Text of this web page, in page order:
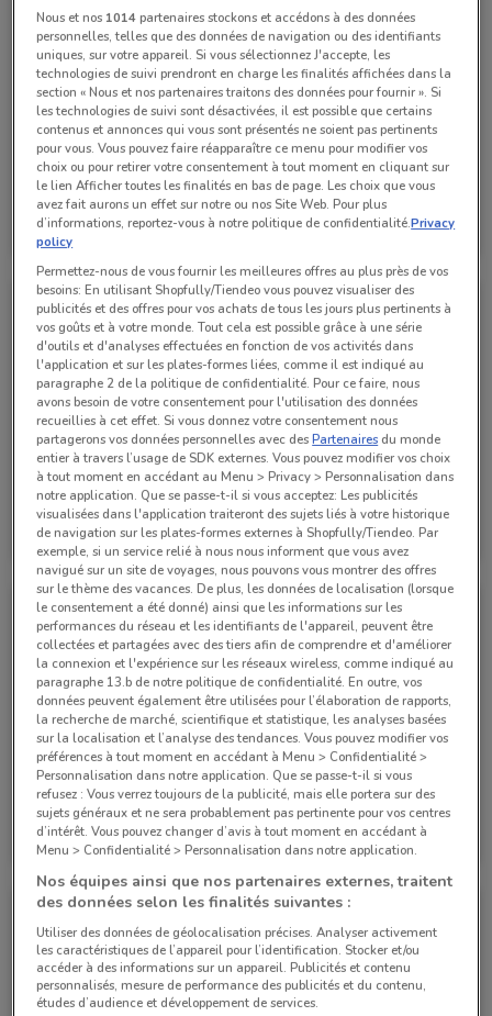
BMW
Valable jusqu'au 05/11
BMW
BMW
Valable jusqu'au 05/11 560 m
BMW
Valable jusqu'au 05/11
BMW
Valable jusqu'au 05/11 560 m
BMW
Valable jusqu'au 05/11
Nous et nos 1014partenaires stockons et accédons à des données
personnelles, telles que des données de navigation ou des identifiants
uniques, sur votre appareil. Si vous sélectionnez J'accepte, les
technologies de suivi prendront en charge les finalités affichées dans la
section « Nous et nos partenaires traitons des données pour fournir ». Si
les technologies de suivi sont désactivées, il est possible que certains
contenus et annonces qui vous sont présentés ne soient pas pertinents
pour vous. Vous pouvez faire réapparaître ce menu pour modifier vos
choix ou pour retirer votre consentement à tout moment en cliquant sur
le lien Afficher toutes les finalités en bas de page. Les choix que vous
avez fait aurons un effet sur notre ou nos Site Web. Pour plus
d’informations, reportez-vous à notre politique de confidentialité.Privacy
policy
Permettez-nous de vous fournir les meilleures offres au plus près de vos
besoins: En utilisant Shopfully/Tiendeo vous pouvez visualiser des
publicités et des offres pour vos achats de tous les jours plus pertinents à
vos goûts et à votre monde. Tout cela est possible grâce à une série
d'outils et d'analyses effectuées en fonction de vos activités dans
l'application et sur les plates-formes liées, comme il est indiqué au
paragraphe 2 de la politique de confidentialité. Pour ce faire, nous
avons besoin de votre consentement pour l'utilisation des données
recueillies à cet effet. Si vous donnez votre consentement nous
partagerons vos données personnelles avec desPartenaires du monde
entier à travers l’usage de SDK externes. Vous pouvez modifier vos choix
à tout moment en accédant au Menu > Privacy > Personnalisation dans
notre application. Que se passe-t-il si vous acceptez: Les publicités
visualisées dans l'application traiteront des sujets liés à votre historique
de navigation sur les plates-formes externes à Shopfully/Tiendeo. Par
exemple, si un service relié à nous nous informent que vous avez
navigué sur un site de voyages, nous pouvons vous montrer des offres
sur le thème des vacances. De plus, les données de localisation (lorsque
le consentement a été donné) ainsi que les informations sur les
performances du réseau et les identifiants de l'appareil, peuvent être
collectées et partagées avec des tiers afin de comprendre et d'améliorer
la connexion et l'expérience sur les réseaux wireless, comme indiqué au
paragraphe 13.b de notre politique de confidentialité. En outre, vos
données peuvent également être utilisées pour l’élaboration de rapports,
la recherche de marché, scientifique et statistique, les analyses basées
sur la localisation et l’analyse des tendances. Vous pouvez modifier vos
préférences à tout moment en accédant à Menu > Confidentialité >
Personnalisation dans notre application. Que se passe-t-il si vous
refusez : Vous verrez toujours de la publicité, mais elle portera sur des
sujets généraux et ne sera probablement pas pertinente pour vos centres
d’intérêt. Vous pouvez changer d’avis à tout moment en accédant à
Menu > Confidentialité > Personnalisation dans notre application.
Nos équipes ainsi que nos partenaires externes, traitent
des données selon les finalités suivantes :
Utiliser des données de géolocalisation précises. Analyser activement
les caractéristiques de l’appareil pour l’identification. Stocker et/ou
accéder à des informations sur un appareil. Publicités et contenu
personnalisés, mesure de performance des publicités et du contenu,
études d’audience et développement de services.